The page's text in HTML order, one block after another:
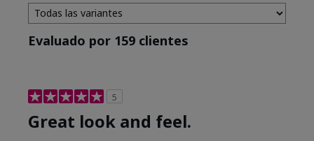
Evaluado por 159 clientes
5
Great look and feel.